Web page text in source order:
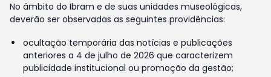
No âmbito do Ibram e de suas unidades museológicas,
deverão ser observadas as seguintes providências:
ocultação temporária das notícias e publicações
anteriores a 4 de julho de 2026 que caracterizem
publicidade institucional ou promoção da gestão;